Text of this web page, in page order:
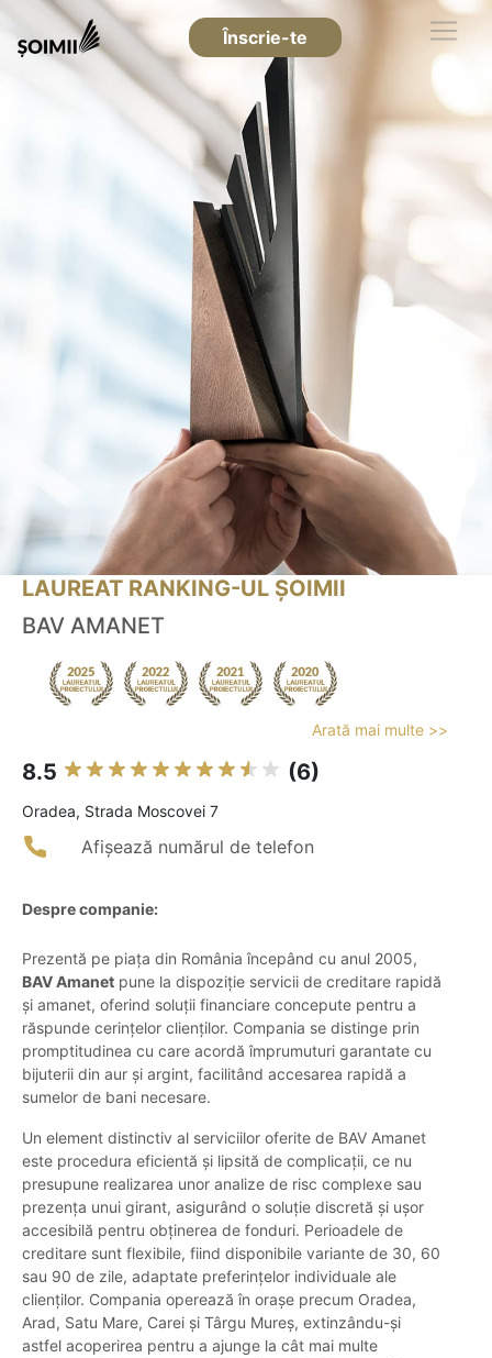
Înscrie-te
LAUREAT RANKING-UL ȘOIMII
BAV AMANET
Arată mai multe >>
8.5 (6)
Oradea, Strada Moscovei 7
Afișează numărul de telefon
Despre companie:
Prezentă pe piața din România începând cu anul 2005,
BAV Amanet pune la dispoziție servicii de creditare rapidă
și amanet, oferind soluții financiare concepute pentru a
răspunde cerințelor clienților. Compania se distinge prin
promptitudinea cu care acordă împrumuturi garantate cu
bijuterii din aur și argint, facilitând accesarea rapidă a
sumelor de bani necesare.
Un element distinctiv al serviciilor oferite de BAV Amanet
este procedura eficientă și lipsită de complicații, ce nu
presupune realizarea unor analize de risc complexe sau
prezența unui girant, asigurând o soluție discretă și ușor
accesibilă pentru obținerea de fonduri. Perioadele de
creditare sunt flexibile, fiind disponibile variante de 30, 60
sau 90 de zile, adaptate preferințelor individuale ale
clienților. Compania operează în orașe precum Oradea,
Arad, Satu Mare, Carei și Târgu Mureș, extinzându-și
astfel acoperirea pentru a ajunge la cât mai multe